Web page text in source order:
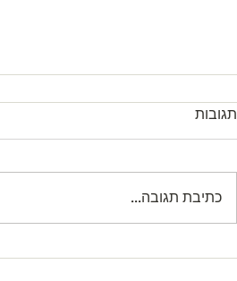
Letter from our President עדכון
תגובות
כתיבת תגובה...